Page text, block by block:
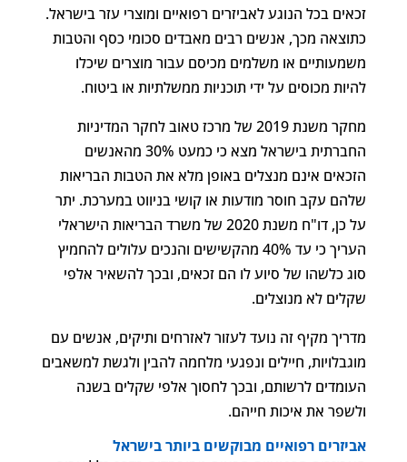
זכאים בכל הנוגע לאביזרים רפואיים ומוצרי עזר בישראל.
כתוצאה מכך, אנשים רבים מאבדים סכומי כסף והטבות
משמעותיים או משלמים מכיסם עבור מוצרים שיכלו
להיות מכוסים על ידי תוכניות ממשלתיות או ביטוח.
מחקר משנת 2019 של מרכז טאוב לחקר המדיניות
החברתית בישראל מצא כי כמעט 30% מהאנשים
הזכאים אינם מנצלים באופן מלא את הטבות הבריאות
שלהם עקב חוסר מודעות או קושי בניווט במערכת. יתר
על כן, דו"ח משנת 2020 של משרד הבריאות הישראלי
העריך כי עד 40% מהקשישים והנכים עלולים להחמיץ
סוג כלשהו של סיוע לו הם זכאים, ובכך להשאיר אלפי
שקלים לא מנוצלים.
מדריך מקיף זה נועד לעזור לאזרחים ותיקים, אנשים עם
מוגבלויות, חיילים ונפגעי מלחמה להבין ולגשת למשאבים
העומדים לרשותם, ובכך לחסוך אלפי שקלים בשנה
ולשפר את איכות חייהם.
אביזרים רפואיים מבוקשים ביותר בישראל